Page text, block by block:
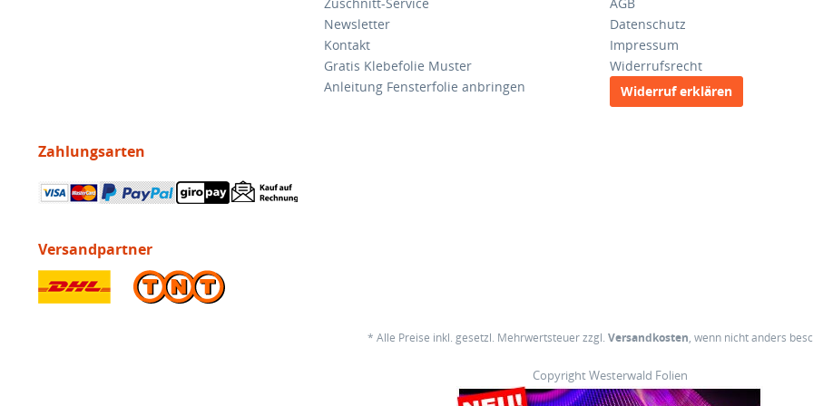
Newsletter
Kontakt
Gratis Klebefolie Muster
Anleitung Fensterfolie anbringen
Datenschutz
Impressum
Widerrufsrecht
Widerruf erklären
Zahlungsarten
Versandpartner
* Alle Preise inkl. gesetzl. Mehrwertsteuer zzgl. Versandkosten, wenn nicht anders
Copyright Westerwald Folien